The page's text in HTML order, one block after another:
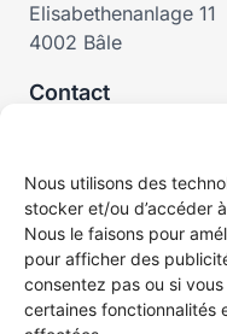
Nous utilisons des
stocker et/ou d’accéder
Nous le faisons pour
pour afficher des
consentez pas ou si
certaines fonctionnalités
Elisabethenanlage 11
4002 Bâle
Contact
0800 822 800
Légal
Mentions légales
Protection des